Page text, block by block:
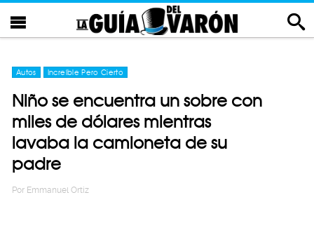
Autos Increíble Pero Cierto
Niño se encuentra un sobre con
miles de dólares mientras
lavaba la camioneta de su
padre
Por Emmanuel Ortiz